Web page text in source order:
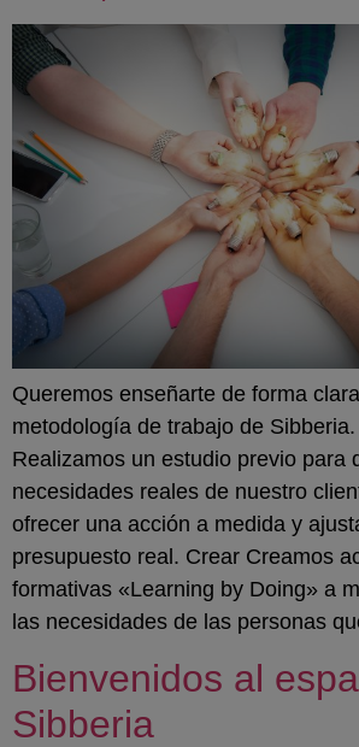
Queremos enseñarte de forma
metodología de trabajo de
Realizamos un estudio previo para
necesidades reales de nuestro
ofrecer una acción a medida y
presupuesto real. Crear Creamos
formativas «Learning by Doing» a
las necesidades de las personas
Bienvenidos al
Sibberia